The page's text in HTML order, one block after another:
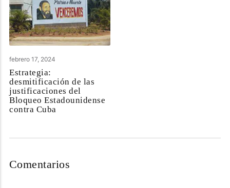
febrero 17, 2024
Estrategia:
desmitificación de las
justificaciones del
Bloqueo Estadounidense
contra Cuba
Comentarios